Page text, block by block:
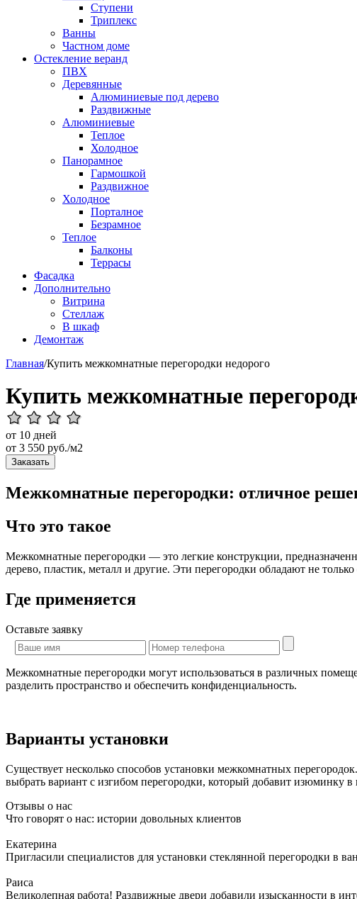
Ступени
Триплекс
Ванны
Частном доме
Остекление веранд
ПВХ
Деревянные
Алюминиевые под дерево
Раздвижные
Алюминиевые
Теплое
Холодное
Панорамное
Гармошкой
Раздвижное
Холодное
Порталное
Безрамное
Теплое
Балконы
Террасы
Фасадка
Дополнительно
Витрина
Стеллаж
В шкаф
Демонтаж
Главная/Купить межкомнатные перегородки недорого
Купить межкомнатные
от 10 дней
от 3 550 руб./м2
Заказать
Межкомнатные перегородки: отличное
Что это такое
Межкомнатные перегородки — это легкие конструкции,
дерево, пластик, металл и другие. Эти перегородки обладают не
Где применяется
Оставьте заявку
Межкомнатные перегородки могут использоваться в различных
разделить пространство и обеспечить конфиденциальность.
Варианты установки
Существует несколько способов установки межкомнатных
выбрать вариант с изгибом перегородки, который добавит изюминку в
Отзывы о нас
Что говорят о нас: истории довольных клиентов
Екатерина
Пригласили специалистов для установки стеклянной перегородки в
Раиса
Великолепная работа! Раздвижные двери добавили изысканности в